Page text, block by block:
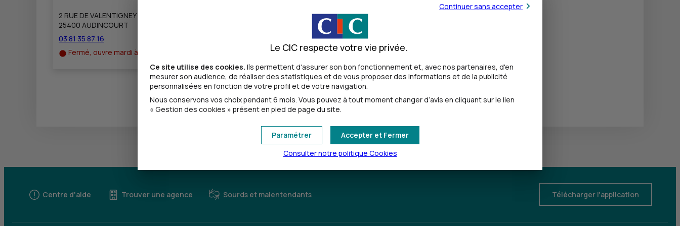
2 RUE DE VALENTIGNEY
25400 AUDINCOURT
03 81 35 87 16
Fermé, ouvre mardi à 8h30
Toutes les localités
Centre d'aide Trouver une agence Sourds et malentendants Télécharger l'application
Continuer sans accepter
Le CIC respecte votre vie privée.
Ce site utilise des cookies. Ils permettent d'assurer son bon fonctionnement et, avec nos partenaires, d'en
mesurer son audience, de réaliser des statistiques et de vous proposer des informations et de la publicité
personnalisées en fonction de votre profil et de votre navigation.
Nous conservons vos choix pendant 6 mois. Vous pouvez à tout moment changer d’avis en cliquant sur le lien
« Gestion des cookies » présent en pied de page du site.
Accepter et Fermer
Paramétrer
Consulter notre politique Cookies